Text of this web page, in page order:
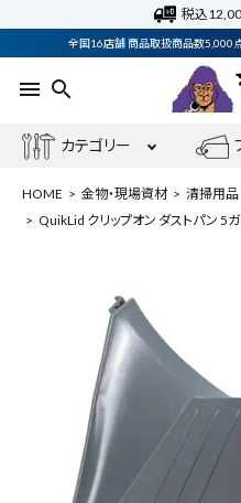
税込
全国16店舗 商品取扱商品数
menu search
カテゴリー
ようこそ ゲスト 様
person
最近閲覧した商品
HOME 金物・現場資材 清掃用品
QuikLid クリップオン ダストパン 5